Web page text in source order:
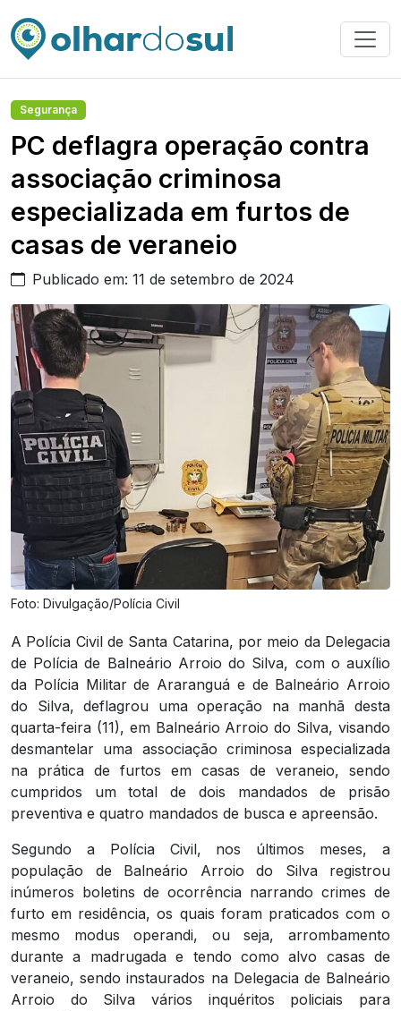
Segurança
PC deflagra operação contra
associação criminosa
especializada em furtos de
casas de veraneio
Publicado em: 11 de setembro de 2024
Foto: Divulgação/Polícia Civil
A Polícia Civil de Santa Catarina, por meio da Delegacia
de Polícia de Balneário Arroio do Silva, com o auxílio
da Polícia Militar de Araranguá e de Balneário Arroio
do Silva, deflagrou uma operação na manhã desta
quarta-feira (11), em Balneário Arroio do Silva, visando
desmantelar uma associação criminosa especializada
na prática de furtos em casas de veraneio, sendo
cumpridos um total de dois mandados de prisão
preventiva e quatro mandados de busca e apreensão.
Segundo a Polícia Civil, nos últimos meses, a
população de Balneário Arroio do Silva registrou
inúmeros boletins de ocorrência narrando crimes de
furto em residência, os quais foram praticados com o
mesmo modus operandi, ou seja, arrombamento
durante a madrugada e tendo como alvo casas de
veraneio, sendo instaurados na Delegacia de Balneário
Arroio do Silva vários inquéritos policiais para